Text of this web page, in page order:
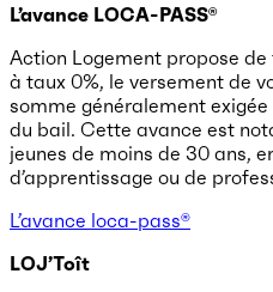
L’avance LOCA-PASS®
Action Logement propose
à taux 0%, le versement de
somme généralement
du bail. Cette avance est
jeunes de moins de 30 ans,
d’apprentissage ou de
L’avance loca-pass®
LOJ’Toît